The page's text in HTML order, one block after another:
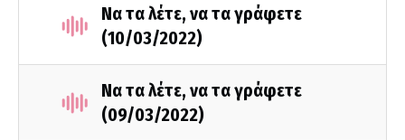
Να τα λέτε, να τα γράφετε
(10/03/2022)
Να τα λέτε, να τα γράφετε
(09/03/2022)